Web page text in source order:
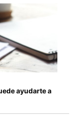
ayudarte a